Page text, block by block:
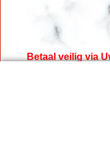
Betaal veilig via